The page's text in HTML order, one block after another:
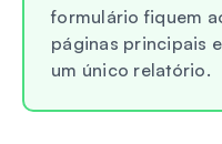
formulário fiquem
páginas principais
um único relatório.